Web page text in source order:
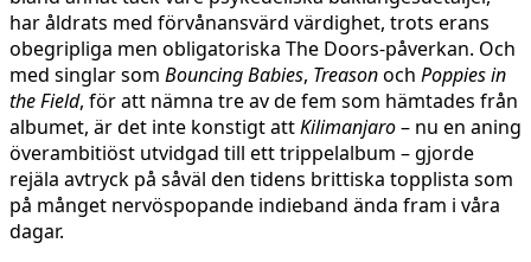
har åldrats med förvånansvärd värdighet, trots erans
obegripliga men obligatoriska The Doors-påverkan. Och
med singlar som Bouncing Babies, Treasonoch Poppies in
the Field, för att nämna tre av de fem som hämtades från
albumet, är det inte konstigt attKilimanjaro– nu en aning
överambitiöst utvidgad till ett trippelalbum – gjorde
rejäla avtryck på såväl den tidens brittiska topplista som
på månget nervöspopande indieband ända fram i våra
dagar.